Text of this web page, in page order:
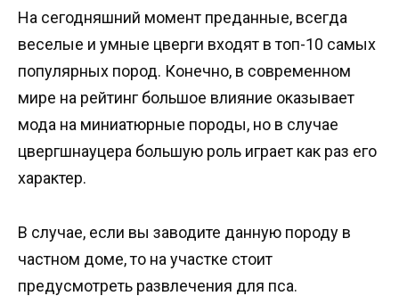
На сегодняшний момент преданные, всегда
веселые и умные цверги входят в топ-10 самых
популярных пород. Конечно, в современном
мире на рейтинг большое влияние оказывает
мода на миниатюрные породы, но в случае
цвергшнауцера большую роль играет как раз его
характер.
В случае, если вы заводите данную породу в
частном доме, то на участке стоит
предусмотреть развлечения для пса.